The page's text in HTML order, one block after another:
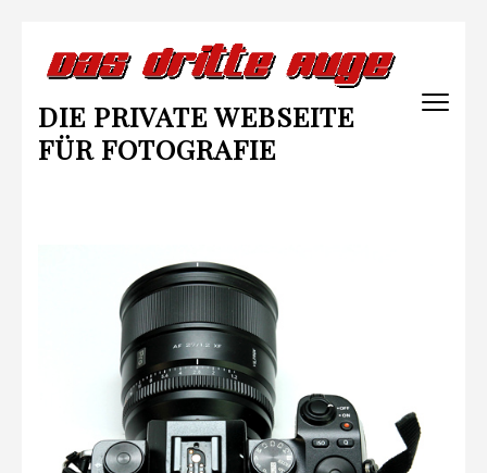
Inhalt
springen
(Enter
drücken)
DIE PRIVATE WEBSEITE
FÜR FOTOGRAFIE